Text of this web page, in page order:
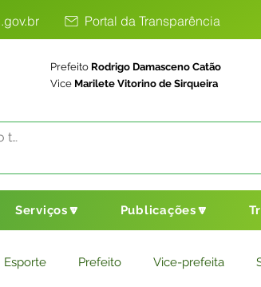
Portal da Transparência
Prefeito Rodrigo Damasceno Catão
Vice Marilete Vitorino de Sirqueira
Serviços🔽 Publicações🔽
Esporte Prefeito Vice-prefeita